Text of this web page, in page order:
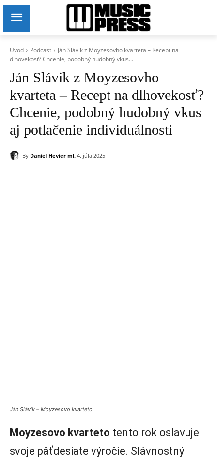
Úvod Podcast
Ján Slávik z Moyzesovho kvarteta – Recept na
dlhovekosť? Chcenie, podobný hudobný vkus...
Ján Slávik z Moyzesovho
kvarteta – Recept na dlhovekosť?
Chcenie, podobný hudobný vkus
aj potlačenie individuálnosti
By Daniel Hevier ml. 4. júla 2025
Ján Slávik – Moyzesovo kvarteto
Moyzesovo kvarteto tento rok oslavuje
svoje päťdesiate výročie. Slávnostný